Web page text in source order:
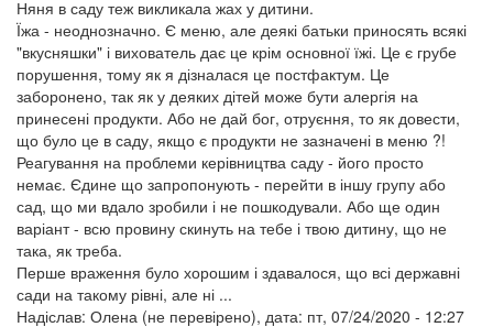
Няня в саду теж викликала жах у дитини.
Їжа - неоднозначно. Є меню, але деякі батьки приносять всякі
"вкусняшки" і вихователь дає це крім основної їжі. Це є грубе
порушення, тому як я дізналася це постфактум. Це
заборонено, так як у деяких дітей може бути алергія на
принесені продукти. Або не дай бог, отруєння, то як довести,
що було це в саду, якщо є продукти не зазначені в меню ?!
Реагування на проблеми керівництва саду - його просто
немає. Єдине що запропонують - перейти в іншу групу або
сад, що ми вдало зробили і не пошкодували. Або ще один
варіант - всю провину скинуть на тебе і твою дитину, що не
така, як треба.
Перше враження було хорошим і здавалося, що всі державні
сади на такому рівні, але ні ...
Надіслав: Олена (не перевірено), дата: пт, 07/24/2020 - 12:27